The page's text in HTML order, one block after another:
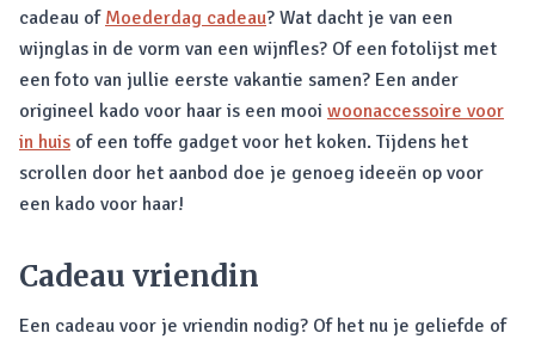
cadeau of Moederdag cadeau? Wat dacht je van een
wijnglas in de vorm van een wijnfles? Of een fotolijst met
een foto van jullie eerste vakantie samen? Een ander
origineel kado voor haar is een mooi woonaccessoire voor
in huis of een toffe gadget voor het koken. Tijdens het
scrollen door het aanbod doe je genoeg ideeën op voor
een kado voor haar!
Cadeau vriendin
Een cadeau voor je vriendin nodig? Of het nu je geliefde of